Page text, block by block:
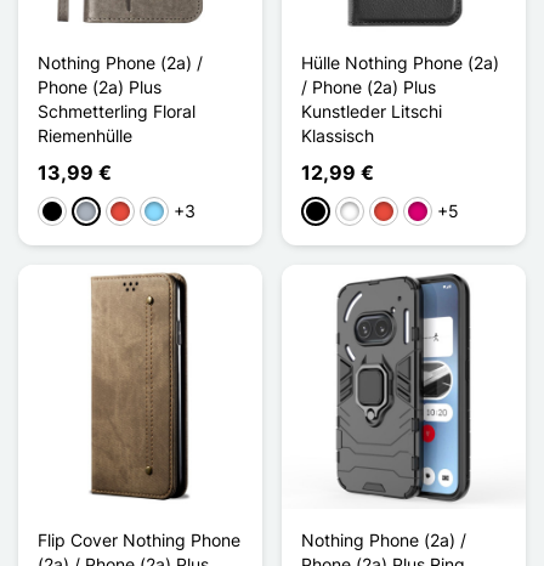
Nothing Phone (2a) /
Phone (2a) Plus
Schmetterling Floral
Riemenhülle
13,99 €
Schwarz
GrauRot Hellblau
+3
Hülle Nothing Phone (2a)
/ Phone (2a) Plus
Kunstleder Litschi
Klassisch
12,99 €
Schwarz
WeißRot Magenta
+5
Flip Cover Nothing Phone
Nothing Phone (2a) /